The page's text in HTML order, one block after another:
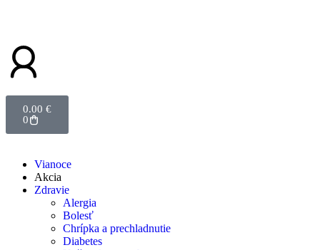
0.00 €
0
Vianoce
Akcia
Zdravie
Alergia
Bolesť
Chrípka a prechladnutie
Diabetes